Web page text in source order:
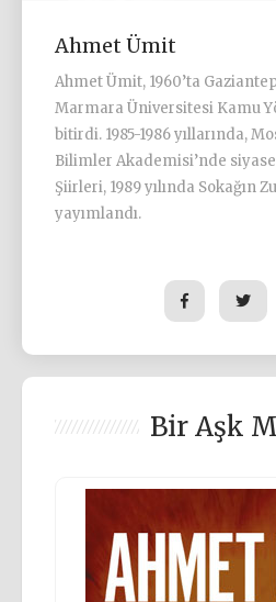
Ahmet Ümit
Ahmet Ümit, 1960’ta
Marmara Üniversitesi Kamu
bitirdi. 1985-1986 yıllarında,
Bilimler Akademisi’nde
Şiirleri, 1989 yılında Sokağın
yayımlandı.
Bir Aşk